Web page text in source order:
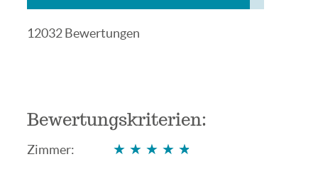
12032 Bewertungen
Bewertungskriterien:
Zimmer: ★★★★★
★★★★★